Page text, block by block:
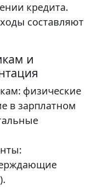
кредита.
составляют
и
физические
в зарплатном